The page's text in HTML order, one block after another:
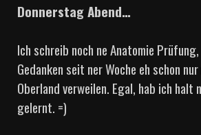
Donnerstag Abend…
Ich schreib noch ne Anatomie
Gedanken seit ner Woche eh schon
Oberland verweilen. Egal, hab ich
gelernt. =)